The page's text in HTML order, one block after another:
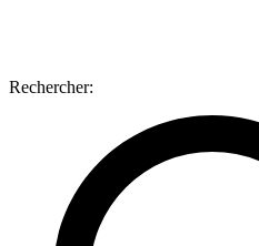
Rechercher: